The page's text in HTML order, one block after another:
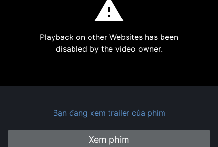
Play
Playback on other Websites has been
disabled by the video owner.
Bạn đang xem trailer của phim
Xem phim